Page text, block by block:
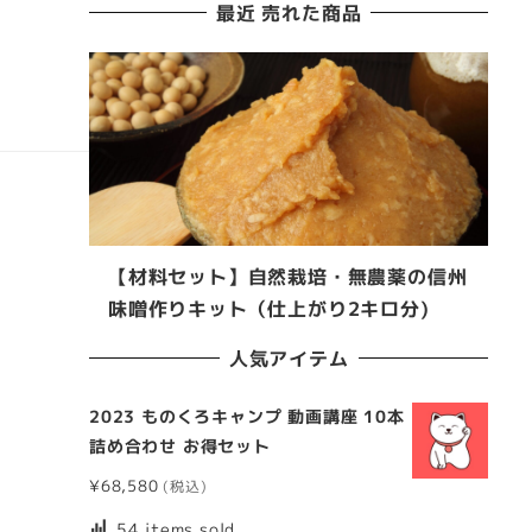
最近 売れた商品
【材料セット】自然栽培・無農薬の信州
味噌作りキット（仕上がり2キロ分)
人気アイテム
2023 ものくろキャンプ 動画講座 10本
詰め合わせ お得セット
¥68,580